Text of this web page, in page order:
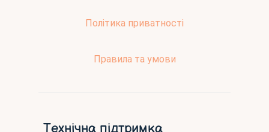
Політика приватності
Правила та умови
Технічна підтримка